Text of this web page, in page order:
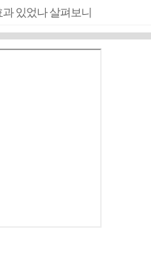
과 있었나 살펴보니